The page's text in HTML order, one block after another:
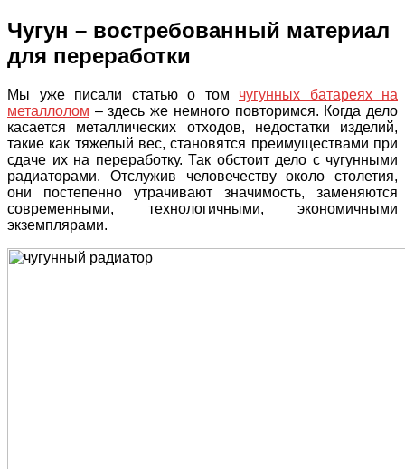
Чугун – востребованный материал
для переработки
Мы уже писали статью о том чугунных батареях на
металлолом – здесь же немного повторимся. Когда дело
касается металлических отходов, недостатки изделий,
такие как тяжелый вес, становятся преимуществами при
сдаче их на переработку. Так обстоит дело с чугунными
радиаторами. Отслужив человечеству около столетия,
они постепенно утрачивают значимость, заменяются
современными, технологичными, экономичными
экземплярами.